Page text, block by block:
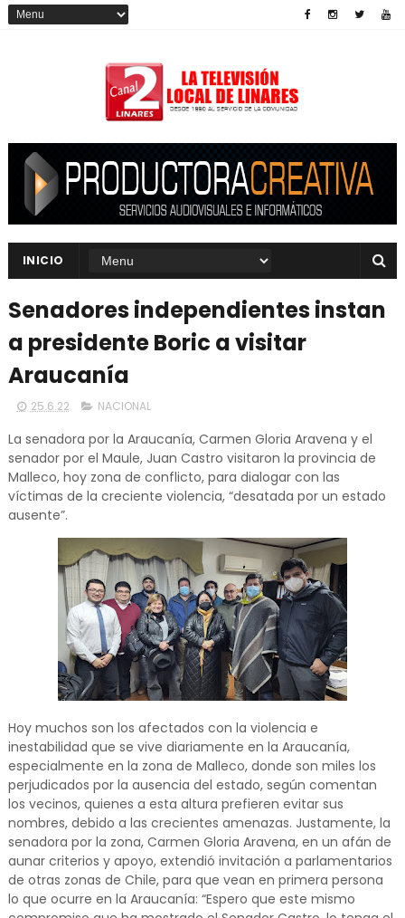
INICIO
Senadores independientes instan
a presidente Boric a visitar
Araucanía
25.6.22 NACIONAL
La senadora por la Araucanía, Carmen Gloria Aravena y el
senador por el Maule, Juan Castro visitaron la provincia de
Malleco, hoy zona de conflicto, para dialogar con las
víctimas de la creciente violencia, “desatada por un estado
ausente”.
Hoy muchos son los afectados con la violencia e
inestabilidad que se vive diariamente en la Araucanía,
especialmente en la zona de Malleco, donde son miles los
perjudicados por la ausencia del estado, según comentan
los vecinos, quienes a esta altura prefieren evitar sus
nombres, debido a las crecientes amenazas. Justamente, la
senadora por la zona, Carmen Gloria Aravena, en un afán de
aunar criterios y apoyo, extendió invitación a parlamentarios
de otras zonas de Chile, para que vean en primera persona
lo que ocurre en la Araucanía: “Espero que este mismo